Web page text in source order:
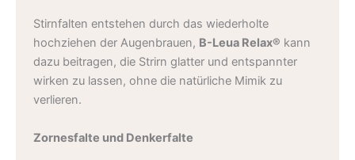
Stirnfalten entstehen durch das wiederholte
hochziehen der Augenbrauen, B-Leua Relax® kann
dazu beitragen, die Strirn glatter und entspannter
wirken zu lassen, ohne die natürliche Mimik zu
verlieren.
Zornesfalte und Denkerfalte